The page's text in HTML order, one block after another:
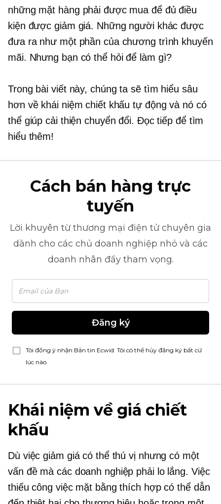
những mặt hàng phải được mua để đủ điều
kiện được giảm giá. Những người khác được
đưa ra như một phần của chương trình khuyến
mãi. Nhưng bạn có thể hỏi để làm gì?
Trong bài viết này, chúng ta sẽ tìm hiểu sâu
hơn về khái niệm chiết khấu tự động và nó có
thể giúp cải thiện chuyển đổi. Đọc tiếp để tìm
hiểu thêm!
Cách bán hàng trực
tuyến
Lời khuyên từ thương mại điện tử chuyên gia
dành cho các chủ doanh nghiệp nhỏ và các
doanh nhân đầy tham vọng.
Đăng ký
Tôi đồng ý nhận Bản tin Ecwid. Tôi có thể hủy đăng ký bất cứ
lúc nào.
Khái niệm về giá chiết
khấu
Dù việc giảm giá có thể thú vị nhưng có một
vấn đề mà các doanh nghiệp phải lo lắng. Việc
thiếu công việc mặt bằng thích hợp có thể dẫn